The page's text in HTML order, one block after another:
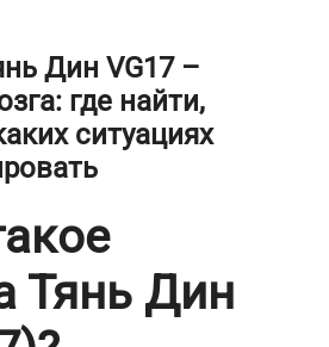
Дин VG17 –
где найти,
ситуациях
Тянь Дин